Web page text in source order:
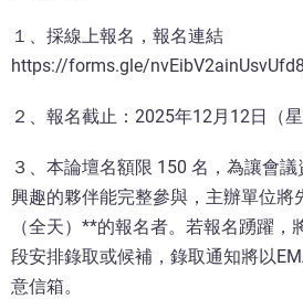
１、採線上報名，報名連結
https://forms.gle/nvEibV2ainUsvUfd8
２、報名截止：2025年12月12日（
３、本論壇名額限 150 名，為讓會
興趣的夥伴能完整參與，主辦單位將
（全天）**的報名者。若報名踴躍，
段安排錄取或候補，錄取通知將以
意信箱。